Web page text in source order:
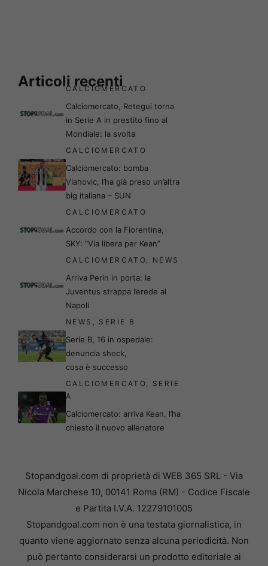
Articoli recenti
CALCIOMERCATO
Calciomercato, Retegui torna
in Serie A in prestito fino al
Mondiale: la svolta
CALCIOMERCATO
Calciomercato: bomba
Vlahovic, l’ha già preso un’altra
big italiana – SUN
CALCIOMERCATO
Accordo con la Fiorentina,
SKY: “Via libera per Kean”
CALCIOMERCATO NEWS
Arriva Perin in porta: la
Juventus strappa l’erede al
Napoli
NEWS SERIE B
Serie B, 16 in ospedale:
denuncia shock,
cosa è successo
CALCIOMERCATO
SERIE
A
Calciomercato: arriva Kean, l’ha
chiesto il nuovo allenatore
Stopandgoal.com di proprietà di WEB 365 SRL - Via
Nicola Marchese 10, 00141 Roma (RM) - Codice Fiscale
e Partita I.V.A. 12279101005
Stopandgoal.com non è una testata giornalistica, in
quanto viene aggiornato senza alcuna periodicità. Non
può pertanto considerarsi un prodotto editoriale ai